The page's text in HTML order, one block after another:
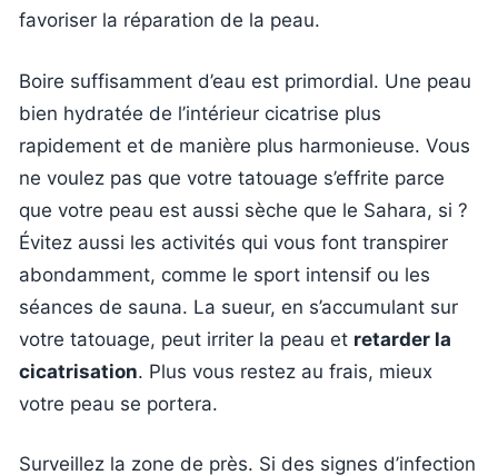
favoriser la réparation de la peau.
Boire suffisamment d’eau est primordial. Une peau
bien hydratée de l’intérieur cicatrise plus
rapidement et de manière plus harmonieuse. Vous
ne voulez pas que votre tatouage s’effrite parce
que votre peau est aussi sèche que le Sahara, si ?
Évitez aussi les activités qui vous font transpirer
abondamment, comme le sport intensif ou les
séances de sauna. La sueur, en s’accumulant sur
votre tatouage, peut irriter la peau et retarder la
cicatrisation. Plus vous restez au frais, mieux
votre peau se portera.
Surveillez la zone de près. Si des signes d’infection